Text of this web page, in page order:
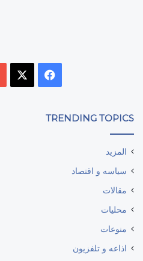
فيسبوك
TRENDING TOPICS
المزيد
سياسه و اقتصاد
مقالات
محليات
منوعات
اذاعه و تلفزيون